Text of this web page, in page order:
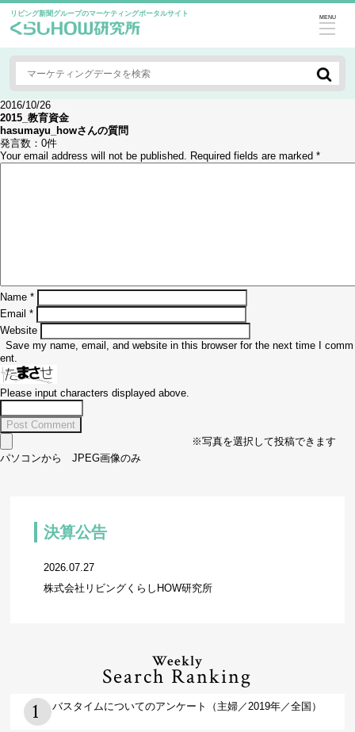
リビング新聞グループのマーケティングポータルサイト MENU
2016/10/26
2015_教育資金
hasumayu_howさんの質問
発言数： 0件
Your email address will not be published. Required fields are marked *
Name *
Email *
Website
Save my name, email, and website in this browser for the next time I comm
ent.
Please input characters displayed above.
※写真を選択して投稿できます
パソコンから JPEG画像のみ
決算公告
2026.07.27
株式会社リビングくらしHOW研究所
Weekly
Search Ranking
バスタイムについてのアンケート（主婦／2019年／全国）